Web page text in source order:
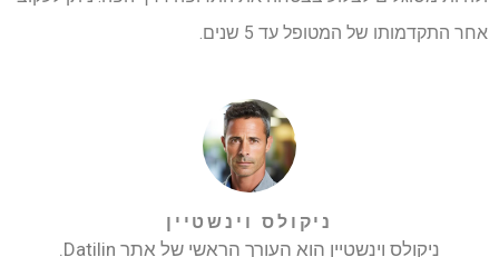
אחר התקדמותו של המטופל עד 5 שנים.
ניקולס וינשטיין
ניקולס וינשטיין הוא העורך הראשי של אתר Datilin.